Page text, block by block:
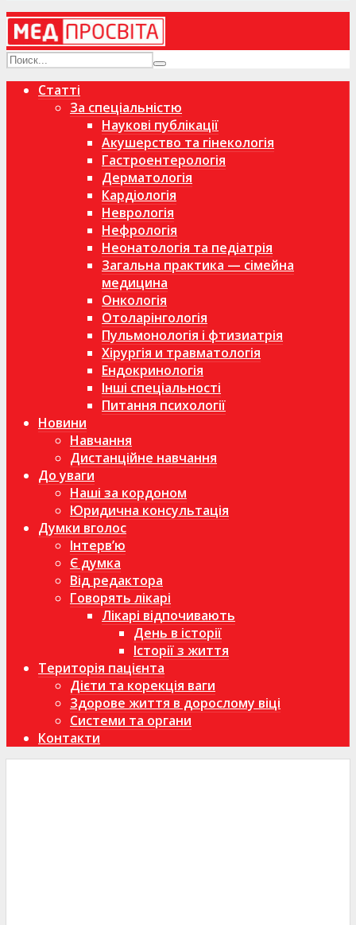
Статті
За спеціальністю
Наукові публікації
Акушерство та гінекологія
Гастроентерологія
Дерматологія
Кардіологія
Неврологія
Нефрологія
Неонатологія та педіатрія
Загальна практика — сімейна
медицина
Онкологія
Отоларінгологія
Пульмонологія і фтизиатрія
Хірургія и травматологія
Ендокринологія
Інші спеціальності
Питання психології
Новини
Навчання
Дистанційне навчання
До уваги
Наші за кордоном
Юридична консультація
Думки вголос
Інтерв’ю
Є думка
Від редактора
Говорять лікарі
Лікарі відпочивають
День в історії
Історії з життя
Територія пацієнта
Дієти та корекція ваги
Здорове життя в дорослому віці
Системи та органи
Контакти